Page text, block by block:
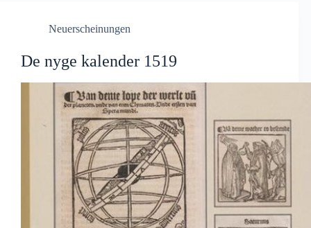
Neuerscheinungen
De nyge kalender 1519